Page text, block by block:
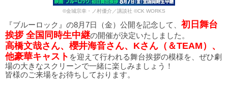
©金城宗幸・ノ村優介／講談社 ©CK WORKS
『ブルーロック』の8月7日（金）公開を記念して、 初日舞台
挨拶 全国同時生中継の開催が決定いたしました。
高橋文哉さん、櫻井海音さん、Kさん（＆TEAM）、
他豪華キャスト を迎えて行われる舞台挨拶の模様を、ぜひ劇
場の大きなスクリーンで一緒に楽しみましょう！
皆様のご来場をお待ちしております。